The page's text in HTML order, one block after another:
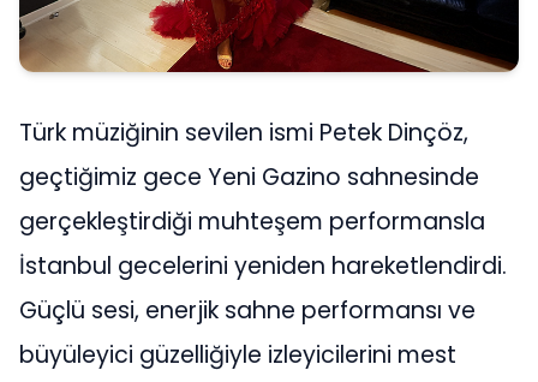
Türk müziğinin sevilen ismi Petek Dinçöz,
geçtiğimiz gece Yeni Gazino sahnesinde
gerçekleştirdiği muhteşem performansla
İstanbul gecelerini yeniden hareketlendirdi.
Güçlü sesi, enerjik sahne performansı ve
büyüleyici güzelliğiyle izleyicilerini mest